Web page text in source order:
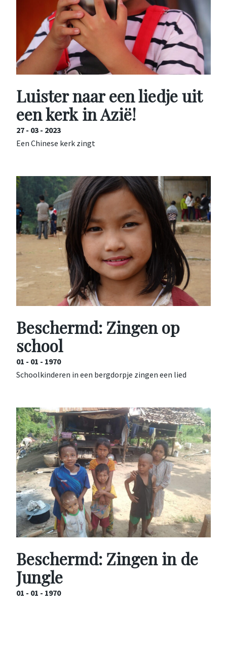
Luister naar een liedje uit
een kerk in Azië!
27 - 03 - 2023
Een Chinese kerk zingt
Beschermd: Zingen op
school
01 - 01 - 1970
Schoolkinderen in een bergdorpje zingen een lied
Beschermd: Zingen in de
Jungle
01 - 01 - 1970